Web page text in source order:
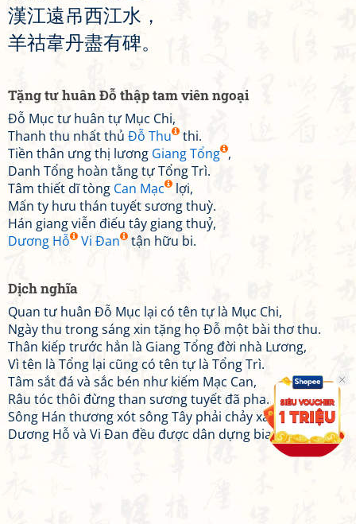
漢江遠吊西江水 ，
羊祜韋丹盡有碑。
Tặng tư huân Đỗ thập tam viên ngoại
Đỗ Mục tư huân tự Mục Chi,
Thanh thu nhất thủ Đỗ Thu
thi.
Tiền thân ưng thị lương Giang Tổng ,
Danh Tổng hoàn tằng tự Tổng Trì.
Tâm thiết dĩ tòng Can Mạc
lợi,
Mấn ty hưu thán tuyết sương thuỳ.
Hán giang viễn điếu tây giang thuỷ,
Dương Hỗ
Vi Đan tận hữu bi.
Dịch nghĩa
Quan tư huân Đỗ Mục lại có tên tự là Mục Chi,
Ngày thu trong sáng xin tặng họ Đỗ một bài thơ thu.
Thân kiếp trước hẳn là Giang Tổng đời nhà Lương,
Vì tên là Tổng lại cũng có tên tự là Tổng Trì.
Tâm sắt đá và sắc bén như kiếm Mạc Can,
Râu tóc thôi đừng than sương tuyết đã pha.
Sông Hán thương xót sông Tây phải chảy xa hơn,
Dương Hỗ và Vi Đan đều được dân dựng bia tưởng nhớ.